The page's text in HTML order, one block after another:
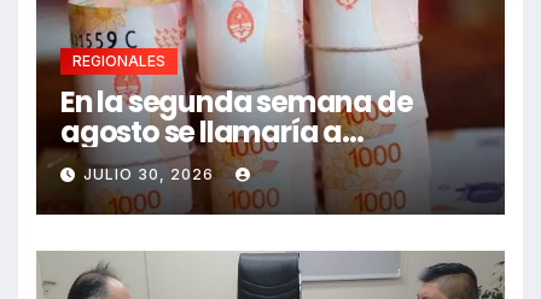
REGIONALES
En la segunda semana de
agosto se llamaría a
paritarias
JULIO 30, 2026